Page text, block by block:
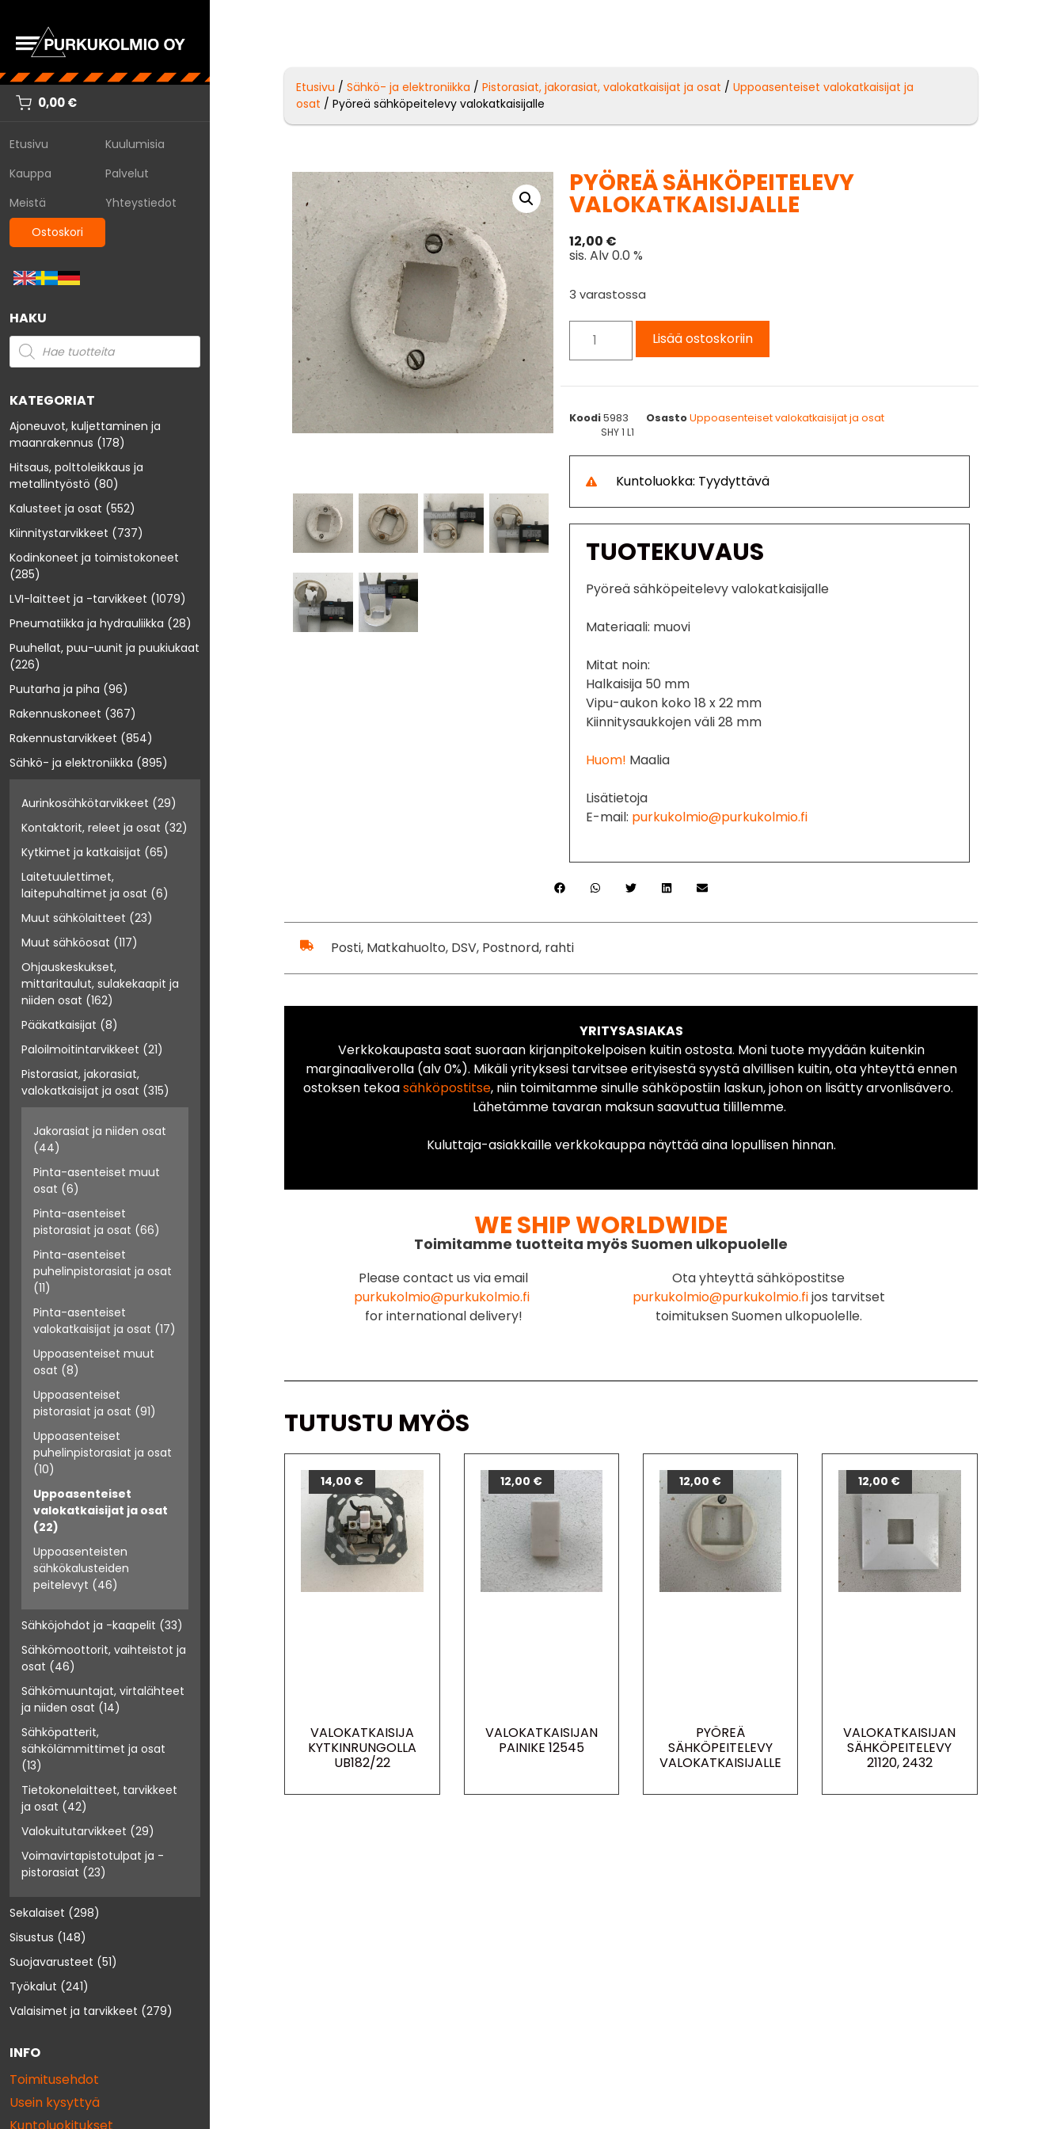
0,00€
Etusivu
Kuulumisia
Kauppa
Palvelut
Meistä
Yhteystiedot
Ostoskori
HAKU
KATEGORIAT
Ajoneuvot, kuljettaminen ja
maanrakennus (178)
Hitsaus, polttoleikkaus ja
metallintyöstö (80)
Kalusteet ja osat (552)
Kiinnitystarvikkeet (737)
Kodinkoneet ja toimistokoneet
(285)
LVI-laitteet ja -tarvikkeet (1079)
Pneumatiikka ja hydrauliikka (28)
Puuhellat, puu-uunit ja puukiukaat
(226)
Puutarha ja piha (96)
Rakennuskoneet (367)
Rakennustarvikkeet (854)
Sähkö- ja elektroniikka (895)
Aurinkosähkötarvikkeet (29)
Kontaktorit, releet ja osat (32)
Kytkimet ja katkaisijat (65)
Laitetuulettimet,
laitepuhaltimet ja osat (6)
Muut sähkölaitteet (23)
Muut sähköosat (117)
Ohjauskeskukset,
mittaritaulut, sulakekaapit ja
niiden osat (162)
Pääkatkaisijat (8)
Paloilmoitintarvikkeet (21)
Pistorasiat, jakorasiat,
valokatkaisijat ja osat (315)
Jakorasiat ja niiden osat
(44)
Pinta-asenteiset muut
osat (6)
Pinta-asenteiset
pistorasiat ja osat (66)
Pinta-asenteiset
puhelinpistorasiat ja osat
(11)
Pinta-asenteiset
valokatkaisijat ja osat (17)
Uppoasenteiset muut
osat (8)
Uppoasenteiset
pistorasiat ja osat (91)
Uppoasenteiset
puhelinpistorasiat ja osat
(10)
Uppoasenteiset
valokatkaisijat ja osat
(22)
Uppoasenteisten
sähkökalusteiden
peitelevyt (46)
Sähköjohdot ja -kaapelit (33)
Sähkömoottorit, vaihteistot ja
osat (46)
Sähkömuuntajat, virtalähteet
ja niiden osat (14)
Sähköpatterit,
sähkölämmittimet ja osat
(13)
Tietokonelaitteet, tarvikkeet
ja osat (42)
Valokuitutarvikkeet (29)
Voimavirtapistotulpat ja -
pistorasiat (23)
Sekalaiset (298)
Sisustus (148)
Suojavarusteet (51)
Työkalut (241)
Valaisimet ja tarvikkeet (279)
INFO
Toimitusehdot
Usein kysyttyä
Etusivu /Sähkö- ja elektroniikka /Pistorasiat, jakorasiat, valokatkaisijat ja osat /Uppoasenteiset valokatkaisijat ja
osat / Pyöreä sähköpeitelevy valokatkaisijalle
PYÖREÄ SÄHKÖPEITELEVY
VALOKATKAISIJALLE
12,00 €
sis. Alv 0.0 %
3 varastossa
Lisää ostoskoriin
Koodi5983 Osasto Uppoasenteiset valokatkaisijat ja osat
SHY 1 L1
Kuntoluokka: Tyydyttävä
TUOTEKUVAUS
Pyöreä sähköpeitelevy valokatkaisijalle
Materiaali: muovi
Mitat noin:
Halkaisija 50 mm
Vipu-aukon koko 18 x 22 mm
Kiinnitysaukkojen väli 28 mm
Huom! Maalia
Lisätietoja
E-mail: purkukolmio@purkukolmio.fi
Posti, Matkahuolto, DSV, Postnord, rahti
YRITYSASIAKAS
Verkkokaupasta saat suoraan kirjanpitokelpoisen kuitin ostosta. Moni tuote myydään kuitenkin
marginaaliverolla (alv 0%). Mikäli yrityksesi tarvitsee erityisestä syystä alvillisen kuitin, ota yhteyttä ennen
ostoksen tekoasähköpostitse, niin toimitamme sinulle sähköpostiin laskun, johon on lisätty arvonlisävero.
Lähetämme tavaran maksun saavuttua tilillemme.
Kuluttaja-asiakkaille verkkokauppa näyttää aina lopullisen hinnan.
WE SHIP WORLDWIDE
Toimitamme tuotteita myös Suomen ulkopuolelle
Please contact us via email
purkukolmio@purkukolmio.fi
for international delivery!
Ota yhteyttä sähköpostitse
purkukolmio@purkukolmio.fijos tarvitset
toimituksen Suomen ulkopuolelle.
TUTUSTU MYÖS
VALOKATKAISIJA
KYTKINRUNGOLLA
UB182/22
14,00 €
VALOKATKAISIJAN
PAINIKE 12545
12,00 €
PYÖREÄ
SÄHKÖPEITELEVY
VALOKATKAISIJALLE
12,00 €
VALOKATKAISIJAN
SÄHKÖPEITELEVY
21120, 2432
12,00 €